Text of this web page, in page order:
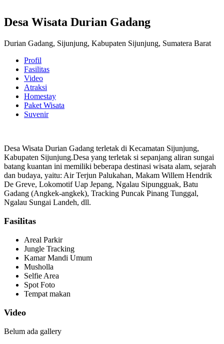
Desa Wisata Durian Gadang
Durian Gadang, Sijunjung, Kabupaten Sijunjung, Sumatera Barat
Profil
Fasilitas
Video
Atraksi
Homestay
Paket Wisata
Suvenir
Desa Wisata Durian Gadang terletak di Kecamatan Sijunjung,
Kabupaten Sijunjung.Desa yang terletak si sepanjang aliran sungai
batang kuantan ini memiliki beberapa destinasi wisata alam, sejarah
dan budaya, yaitu: Air Terjun Palukahan, Makam Willem Hendrik
De Greve, Lokomotif Uap Jepang, Ngalau Sipungguak, Batu
Gadang (Angkek-angkek), Tracking Puncak Pinang Tunggal,
Ngalau Sungai Landeh, dll.
Fasilitas
Areal Parkir
Jungle Tracking
Kamar Mandi Umum
Musholla
Selfie Area
Spot Foto
Tempat makan
Video
Belum ada gallery